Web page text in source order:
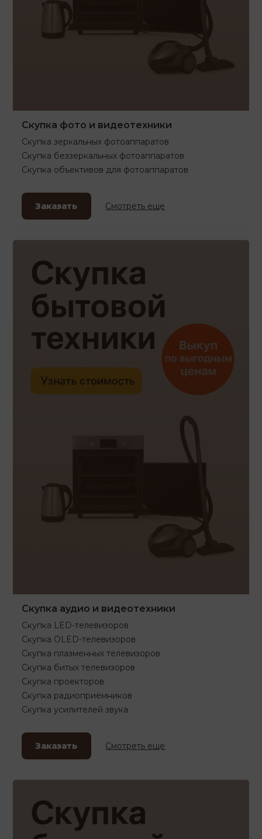
Скупка фото и видеотехники
Скупка зеркальных фотоаппаратов
Скупка беззеркальных фотоаппаратов
Скупка объективов для фотоаппаратов
Заказать Смотреть еще
Скупка аудио и видеотехники
Скупка LED-телевизоров
Скупка OLED-телевизоров
Скупка плазменных телевизоров
Скупка битых телевизоров
Скупка проекторов
Скупка радиоприёмников
Скупка усилителей звука
Заказать Смотреть еще